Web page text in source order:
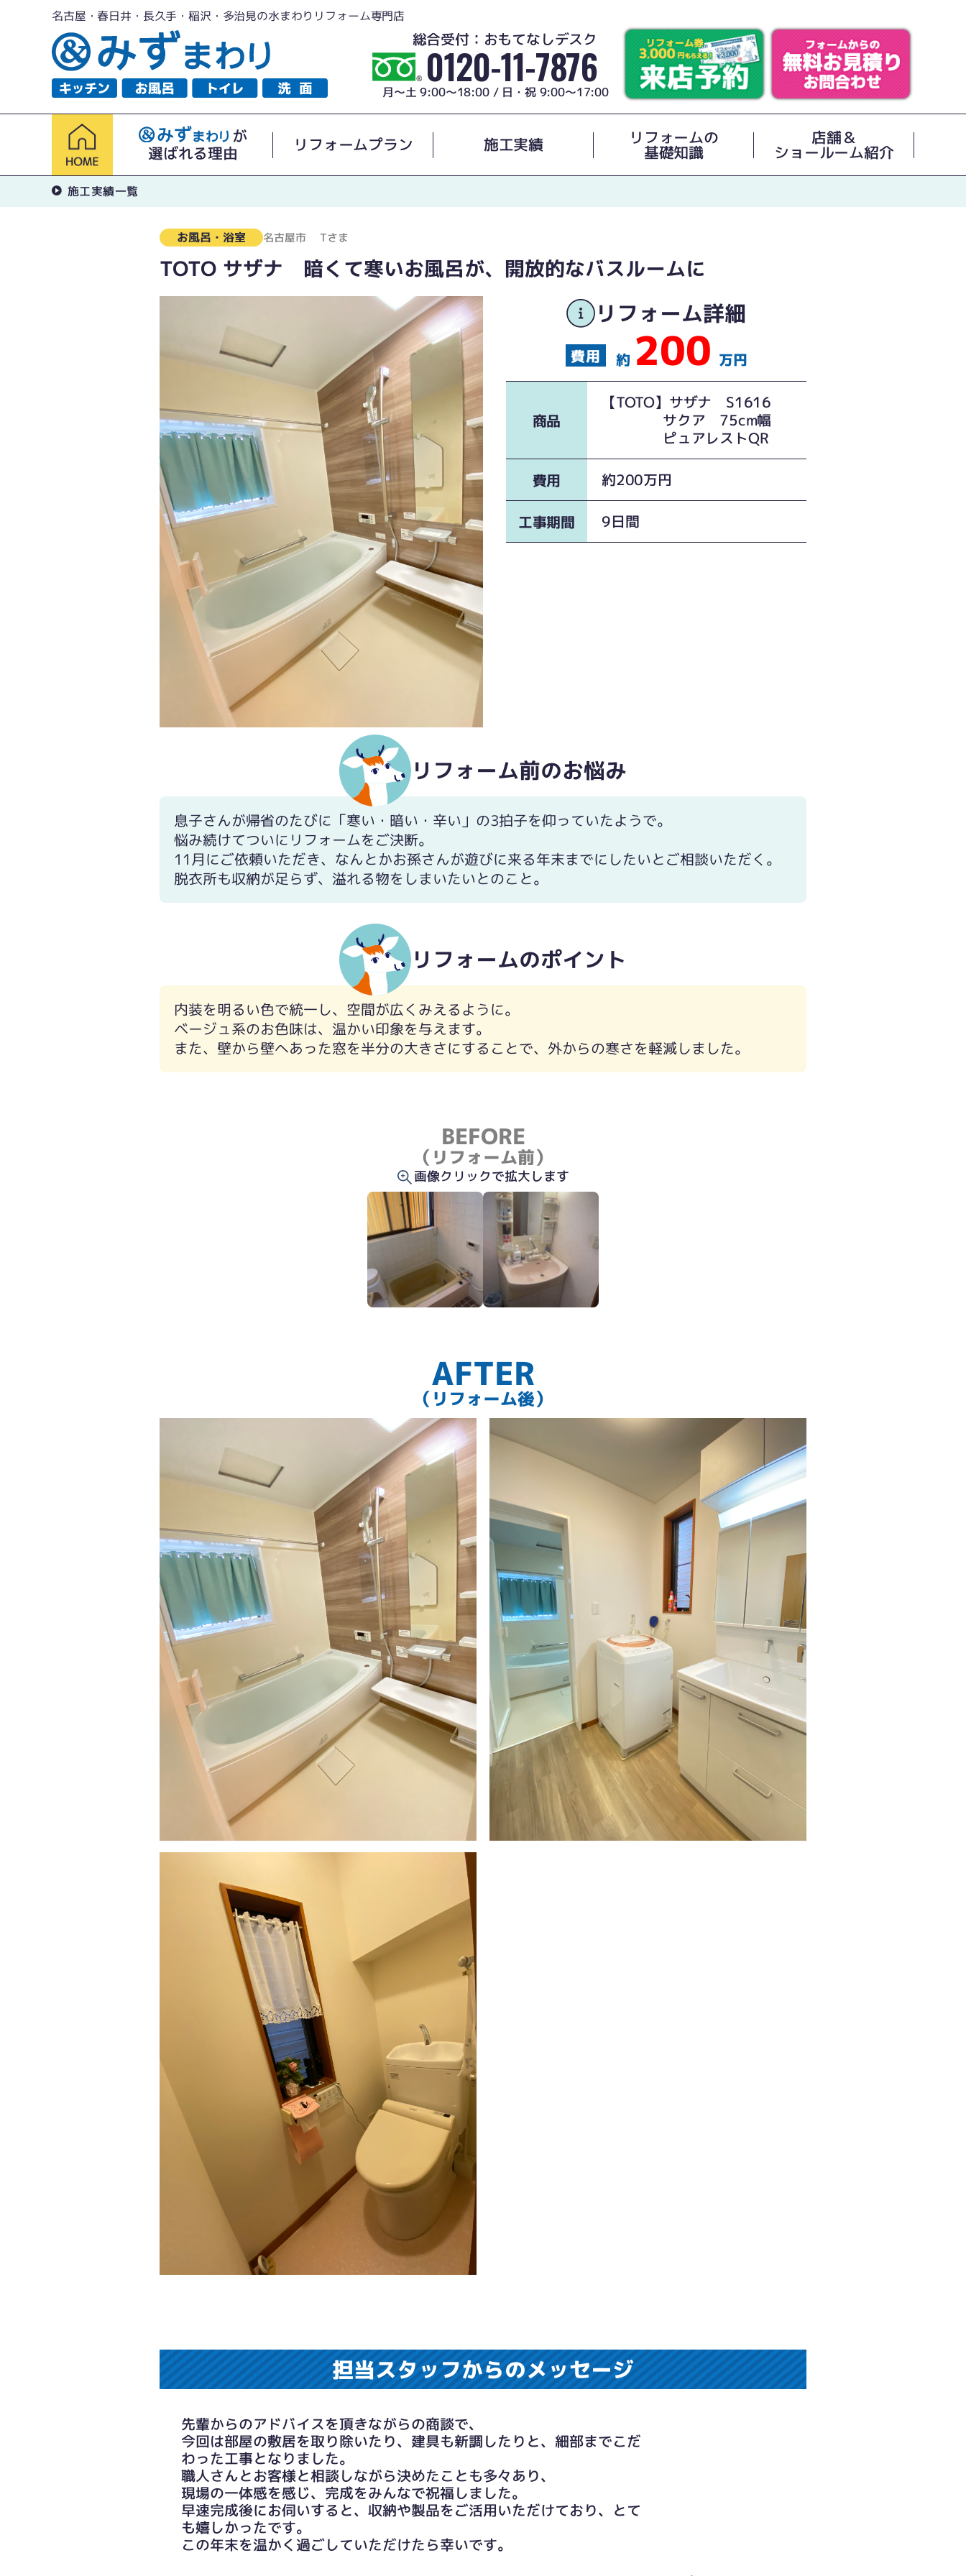
名古屋・春日井・長久手・稲沢・多治見の水まわりリフォーム専門店
総合受付：おもてなしデスク
0120-11-7876
月～土 9:00～18:00 / 日・祝 9:00～17:00
が
選ばれる理由
リフォームプラン 施工実績 リフォームの
基礎知識
店舗＆
ショールーム紹介
施工実績一覧
お風呂・浴室 名古屋市 Tさま
TOTO サザナ 暗くて寒いお風呂が、開放的なバスルームに
リフォーム詳細
約 200 万円
商品
【TOTO】サザナ S1616
サクア 75cm幅
ピュアレストQR
費用 約200万円
工事期間 9日間
リフォーム前のお悩み
息子さんが帰省のたびに「寒い・暗い・辛い」の3拍子を仰っていたようで。
悩み続けてついにリフォームをご決断。
11月にご依頼いただき、なんとかお孫さんが遊びに来る年末までにしたいとご相談いただく。
脱衣所も収納が足らず、溢れる物をしまいたいとのこと。
リフォームのポイント
内装を明るい色で統一し、空間が広くみえるように。
ベージュ系のお色味は、温かい印象を与えます。
また、壁から壁へあった窓を半分の大きさにすることで、外からの寒さを軽減しました。
BEFORE
（リフォーム前）
画像クリックで拡大します
AFTER
（リフォーム後）
担当スタッフからのメッセージ
先輩からのアドバイスを頂きながらの商談で、
今回は部屋の敷居を取り除いたり、建具も新調したりと、細部までこだ
わった工事となりました。
職人さんとお客様と相談しながら決めたことも多々あり、
現場の一体感を感じ、完成をみんなで祝福しました。
早速完成後にお伺いすると、収納や製品をご活用いただけており、とて
も嬉しかったです。
この年末を温かく過ごしていただけたら幸いです。